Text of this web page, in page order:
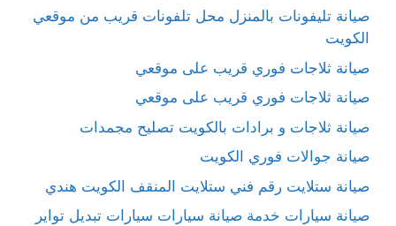
صيانة تليفونات بالمنزل محل تلفونات قريب من موقعي
الكويت
صيانة ثلاجات فوري قريب على موقعي
صيانة ثلاجات فوري قريب على موقعي
صيانة ثلاجات و برادات بالكويت تصليح مجمدات
صيانة جوالات فوري الكويت
صيانة ستلايت رقم فني ستلايت المنقف الكويت هندي
صيانة سيارات خدمة صيانة سيارات سيارات تبديل تواير